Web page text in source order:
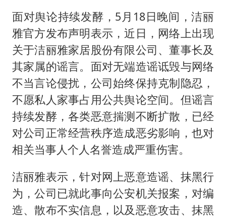
面对舆论持续发酵，5月18日晚间，洁丽
雅官方发布声明表示，近日，网络上出现
关于洁丽雅家居股份有限公司、董事长及
其家属的谣言。面对无端造谣诋毁与网络
不当言论侵扰，公司始终保持克制隐忍，
不愿私人家事占用公共舆论空间。但谣言
持续发酵，各类恶意揣测不断扩散，已经
对公司正常经营秩序造成恶劣影响，也对
相关当事人个人名誉造成严重伤害。
洁丽雅表示，针对网上恶意造谣、抹黑行
为，公司已就此事向公安机关报案，对编
造、散布不实信息，以及恶意攻击、抹黑